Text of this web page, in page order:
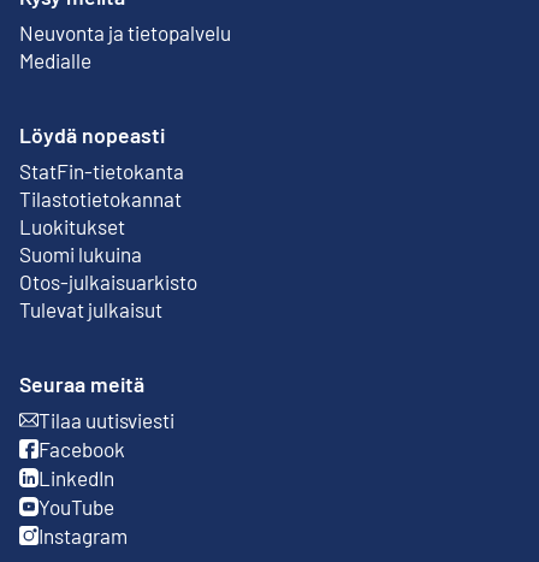
Neuvonta ja tietopalvelu
Medialle
Löydä nopeasti
StatFin-tietokanta
Ulkoinen linkki
Tilastotietokannat
Luokitukset
Suomi lukuina
Otos-julkaisuarkisto
Ulkoinen linkki
Tulevat julkaisut
Seuraa meitä
Tilaa uutisviesti
Ulkoinen linkki
Facebook
Ulkoinen linkki
LinkedIn
Ulkoinen linkki
YouTube
Ulkoinen linkki
Instagram
Ulkoinen linkki